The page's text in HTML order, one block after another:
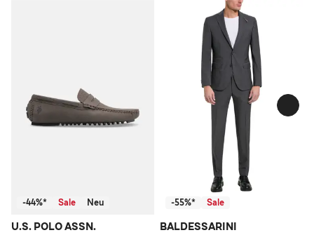
-44%* Sale Neu
U.S. POLO ASSN.
-55%* Sale
BALDESSARINI